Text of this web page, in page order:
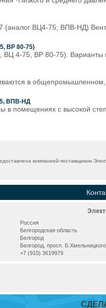
ВЦ4-75; ВПВ-НД)
ВР 80-75)
4-75, ВР 80-75).
в
ВПВ-НД
помещениях с высокой
компанией-поставщиком
Россия
Белгородская область
Белгород
Белгород, просп.
+7 (910) 3619979